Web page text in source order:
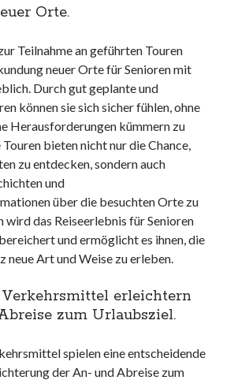
Orte.
Teilnahme an geführten Touren
neuer Orte für Senioren mit
Durch gut geplante und
können sie sich sicher fühlen, ohne
Herausforderungen kümmern zu
bieten nicht nur die Chance,
zu entdecken, sondern auch
und
über die besuchten Orte zu
wird das Reiseerlebnis für Senioren
und ermöglicht es ihnen, die
neue Art und Weise zu erleben.
erleichtern
zum Urlaubsziel.
spielen eine entscheidende
der An- und Abreise zum